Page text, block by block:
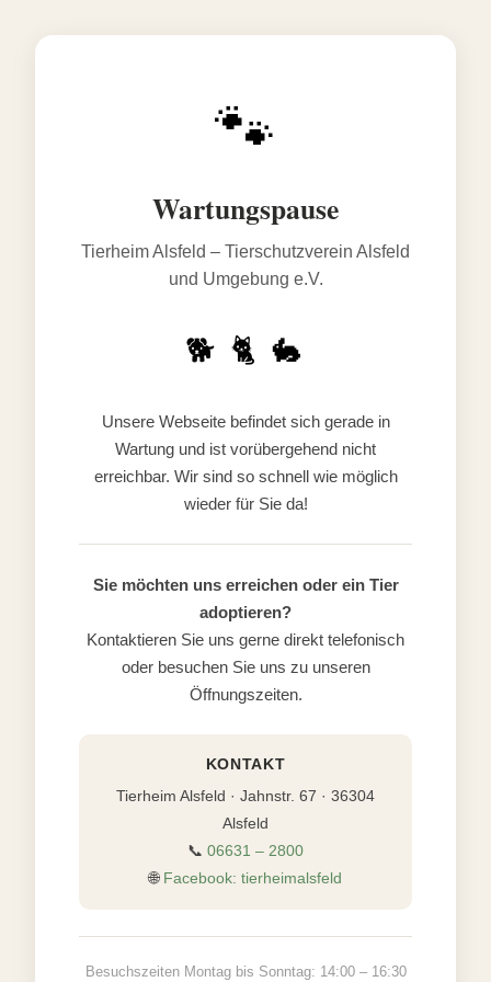
🐾
Wartungspause
Tierheim Alsfeld – Tierschutzverein Alsfeld
und Umgebung e.V.
🐕 🐈 🐇
Unsere Webseite befindet sich gerade in
Wartung und ist vorübergehend nicht
erreichbar. Wir sind so schnell wie möglich
wieder für Sie da!
Sie möchten uns erreichen oder ein Tier
adoptieren?
Kontaktieren Sie uns gerne direkt telefonisch
oder besuchen Sie uns zu unseren
Öffnungszeiten.
KONTAKT
Tierheim Alsfeld · Jahnstr. 67 · 36304
Alsfeld
📞 06631 – 2800
🌐 Facebook: tierheimalsfeld
Besuchszeiten Montag bis Sonntag: 14:00 – 16:30